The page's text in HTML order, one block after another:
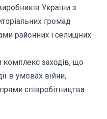
України з
громад
районних і селищних
заходів, що
в умовах війни,
співробітництва.